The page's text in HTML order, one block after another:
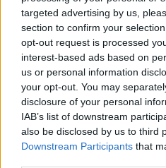
targeted advertising by us,
section to confirm your
opt-out request is processed
interest-based ads based on
us or personal information
your opt-out. You may
disclosure of your personal
IAB’s list of downstream
also be disclosed by us to third
Downstream Participants that
con tres naves y
está cubierto por
Diez columnas, de
metro y medio,
La piedra arenisca y el
elementos básicos
construcción.